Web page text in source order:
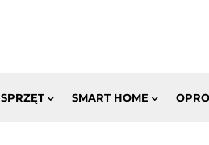
SPRZĘT SMART HOME